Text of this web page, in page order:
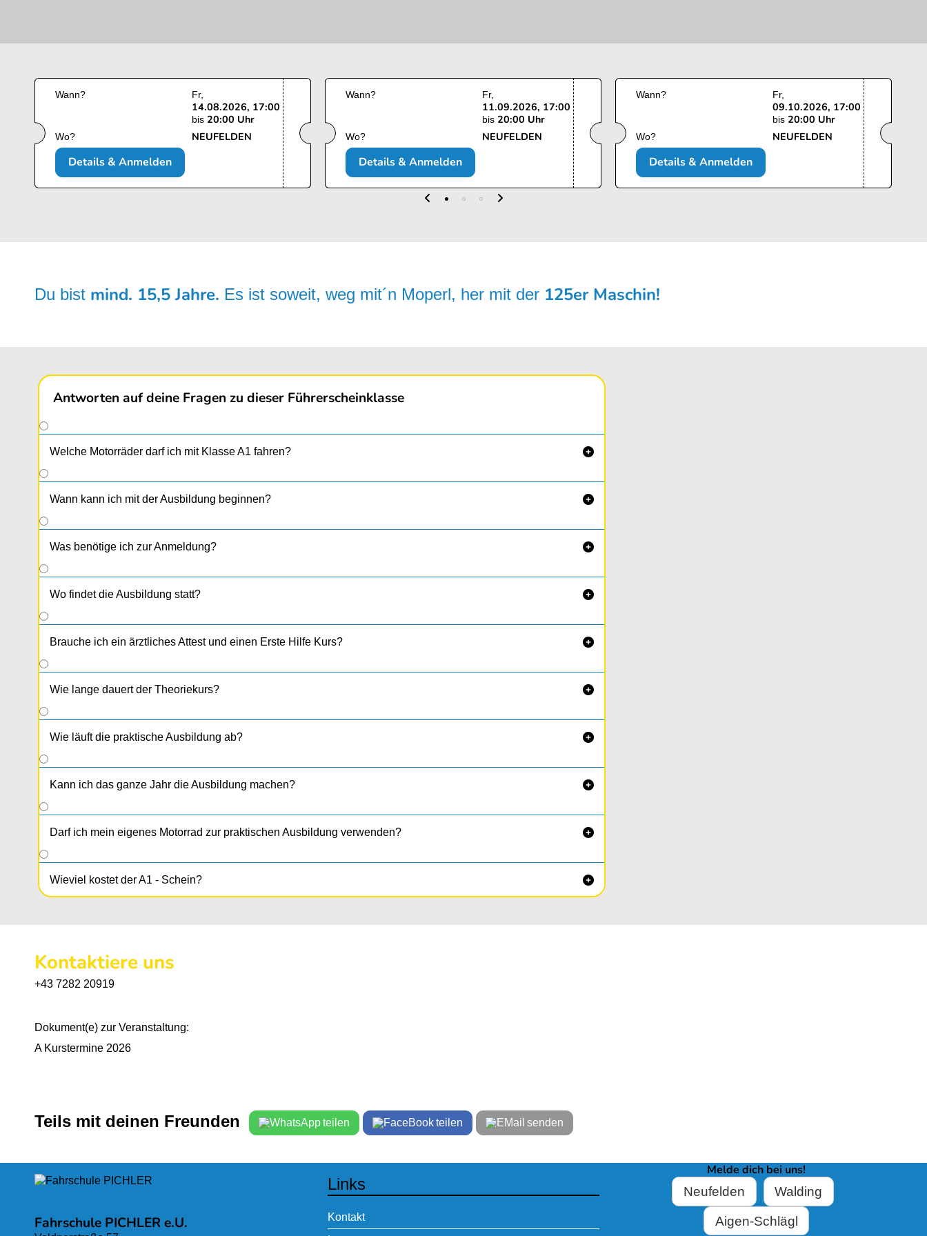
Wann? Fr
14.08.2026, 17:00
bis 20:00 Uhr
Wo? NEUFELDEN
Details & Anmelden
Wann? Fr
11.09.2026, 17:00
bis 20:00 Uhr
Wo? NEUFELDEN
Details & Anmelden
Wann? Fr
09.10.2026, 17:00
bis 20:00 Uhr
Wo? NEUFELDEN
Details & Anmelden
Du bist mind. 15,5 Jahre. Es ist soweit, weg mit´n Moperl, her mit der 125er Maschin!
Antworten auf deine Fragen zu dieser Führerscheinklasse
Welche Motorräder darf ich mit Klasse A1 fahren? 
Wann kann ich mit der Ausbildung beginnen? 
Was benötige ich zur Anmeldung? 
Wo findet die Ausbildung statt? 
Brauche ich ein ärztliches Attest und einen Erste Hilfe Kurs? 
Wie lange dauert der Theoriekurs? 
Wie läuft die praktische Ausbildung ab? 
Kann ich das ganze Jahr die Ausbildung machen? 
Darf ich mein eigenes Motorrad zur praktischen Ausbildung verwenden? 
Wieviel kostet der A1 - Schein? 
Kontaktiere uns
+43 7282 20919
Dokument(e) zur Veranstaltung:
A Kurstermine 2026
Teils mit deinen Freunden teilen teilen senden
Fahrschule PICHLER e.U.
Links
Kontakt
Melde dich bei uns!
Neufelden Walding
Aigen-Schlägl